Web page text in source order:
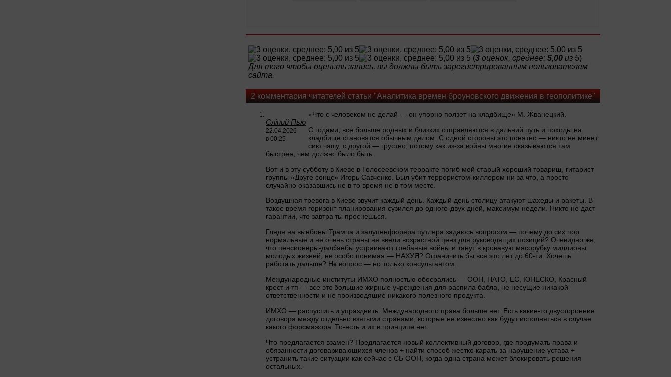
(3 оценок, среднее: 5,00 из 5)
Для того чтобы оценить запись, вы должны быть зарегистрированным пользователем
сайта.
2 комментария читателей статьи "Аналитика времен броуновского движения в геополитике"
Сліпий Пью
22.04.2026
в 00:25
«Что с человеком не делай — он упорно ползет на кладбище» М. Жванецкий.
С годами, все больше родных и близких отправляются в дальний путь и походы на
кладбище становятся обычным делом. С одной стороны это понятно — никто не минет
сию чашу, с другой — грустно, потому как из-за войны многие оказываются там
быстрее, чем должно было быть.
Вот и в эту субботу в Киеве в Голосеевском терракте погиб мой старый хороший товарищ, гитарист
группы «Друге сонце» Игорь Савченко. Был убит террористом-киллером ни за что, а просто
случайно оказавшись не в то время не в том месте.
Воздушная тревога в Киеве звучит каждый день. Каждый день столицу атакуют шахеды и ракеты. В
такое время горизонт планирования сузился до одного-двух дней, максимум недели. Никто не даст
гарантии, что завтра ты проснешься.
Глядя на выебоны Трампа и залупенфюрера путлера задаюсь вопросом — почему до сих пор
нормальные и не очень страны не ввели возрастной ценз для руководящих позиций? Очевидно же,
что пенсионеры-далбаебы устраивают гребаные войны и тянут в кровавую мясорубку миллионы
молодых жизней, не особо понимая — НАХУЯ? Ограничить бы все это лет до 60-ти. Хочешь
работать дальше? Не вопрос — но только консультантом.
Международные институты ИМХО полностью обосрались — ООН, НАТО, ЕС, ЮНЕСКО, Красный
крест и тп — все это большие жирные учреждения для распила бабла, не несущие никакой
ответственности и не производящие никакого полезного продукта.
ИМХО — распустить и упразднить. Международного права больше нет. Есть какие-то двусторонние
договора между отдельно взятыми странами, которые не известно как будут исполняться в случае
какого форсмажора. То-есть и их в принципе нет.
Что предлагается взамен? Предлагается новый коллективный договор, где продумать права и
обязанности договаривающихся членов + найти способ жестко карать за нарушение устава +
устранить такие ситуации как сейчас с СБ ООН, когда одна страна может блокировать решения
остальных.